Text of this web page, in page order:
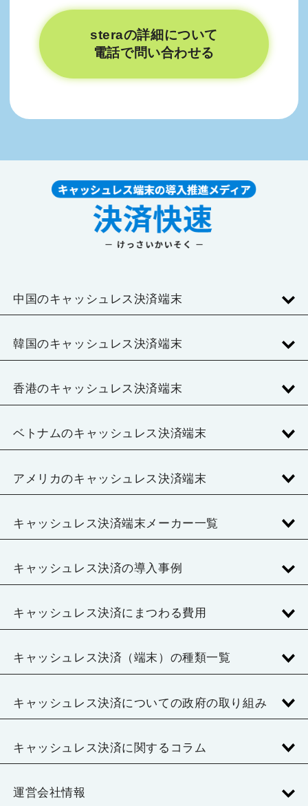
steraの詳細について
電話で問い合わせる
中国のキャッシュレス決済端末
韓国のキャッシュレス決済端末
香港のキャッシュレス決済端末
ベトナムのキャッシュレス決済端末
アメリカのキャッシュレス決済端末
キャッシュレス決済端末メーカー一覧
キャッシュレス決済の導入事例
キャッシュレス決済にまつわる費用
キャッシュレス決済（端末）の種類一覧
キャッシュレス決済についての政府の取り組み
キャッシュレス決済に関するコラム
運営会社情報